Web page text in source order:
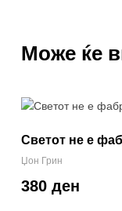
Може ќе
Светот не е
Џон Грин
380 ден